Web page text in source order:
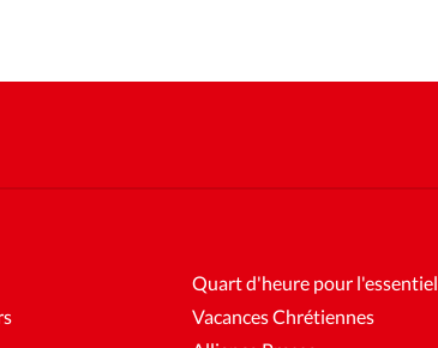
Quart d'heure pour l'essentiel
Vacances Chrétiennes